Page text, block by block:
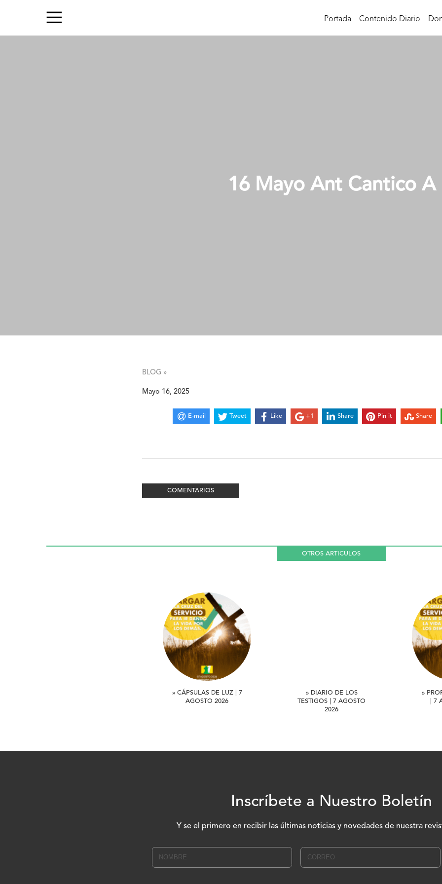
Portada Contenido Diario
16 Mayo Ant Cantico A
BLOG »
Mayo 16, 2025
E-mail Tweet Like +1 Share Pin it Share
COMENTARIOS
OTROS ARTICULOS
» CÁPSULAS DE LUZ | 7
AGOSTO 2026
» DIARIO DE LOS
TESTIGOS | 7 AGOSTO
2026
»
| 7
Inscríbete a Nuestro Boletín
Y se el primero en recibir las últimas noticias y novedades de nuestra